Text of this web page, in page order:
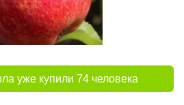
уже купили 74 человека